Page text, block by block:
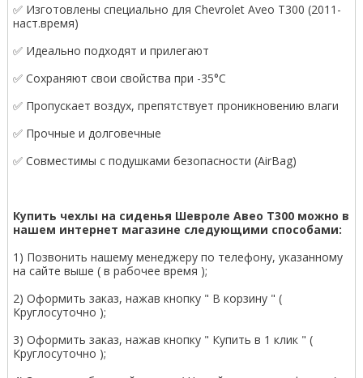
✅ Изготовлены специально для Chevrolet Aveo T300 (2011-
наст.время)
✅ Идеально подходят и прилегают
✅ Сохраняют свои свойства при -35°С
✅ Пропускает воздух, препятствует проникновению влаги
✅ Прочные и долговечные
✅ Совместимы с подушками безопасности (AirBag)
Купить чехлы на сиденья Шевроле Авео Т300 можно в
нашем интернет магазине следующими способами:
1) Позвонить нашему менеджеру по телефону, указанному
на сайте выше ( в рабочее время );
2) Оформить заказ, нажав кнопку " В корзину " (
Круглосуточно );
3) Оформить заказ, нажав кнопку " Купить в 1 клик " (
Круглосуточно );